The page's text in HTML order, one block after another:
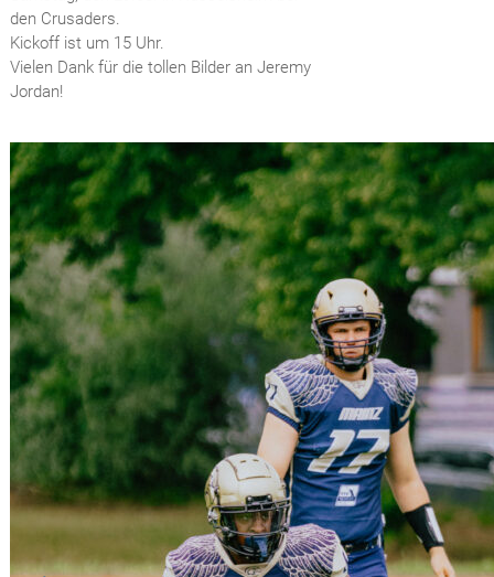
den Crusaders.
Kickoff ist um 15 Uhr.
Vielen Dank für die tollen Bilder an Jeremy
Jordan!